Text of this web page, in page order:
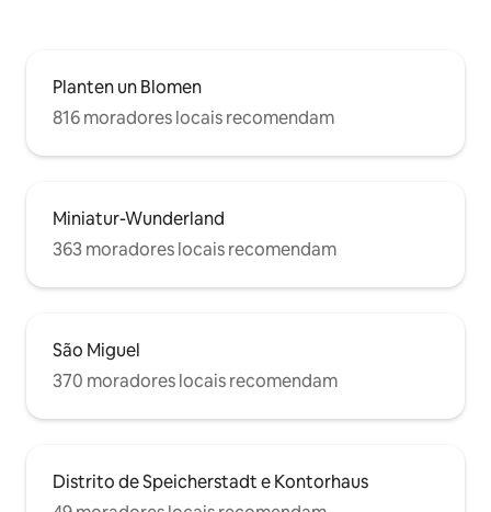
Planten un Blomen
816 moradores locais recomendam
Miniatur-Wunderland
363 moradores locais recomendam
São Miguel
370 moradores locais recomendam
Distrito de Speicherstadt e Kontorhaus